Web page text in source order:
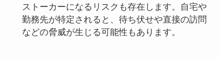
ストーカーになるリスクも存在します。自宅や
勤務先が特定されると、待ち伏せや直接の訪問
などの脅威が生じる可能性もあります。